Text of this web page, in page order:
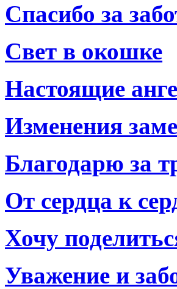
Спасибо за
Свет в окошке
Настоящие
Изменения
Благодарю за
От сердца к
Хочу
Уважение и